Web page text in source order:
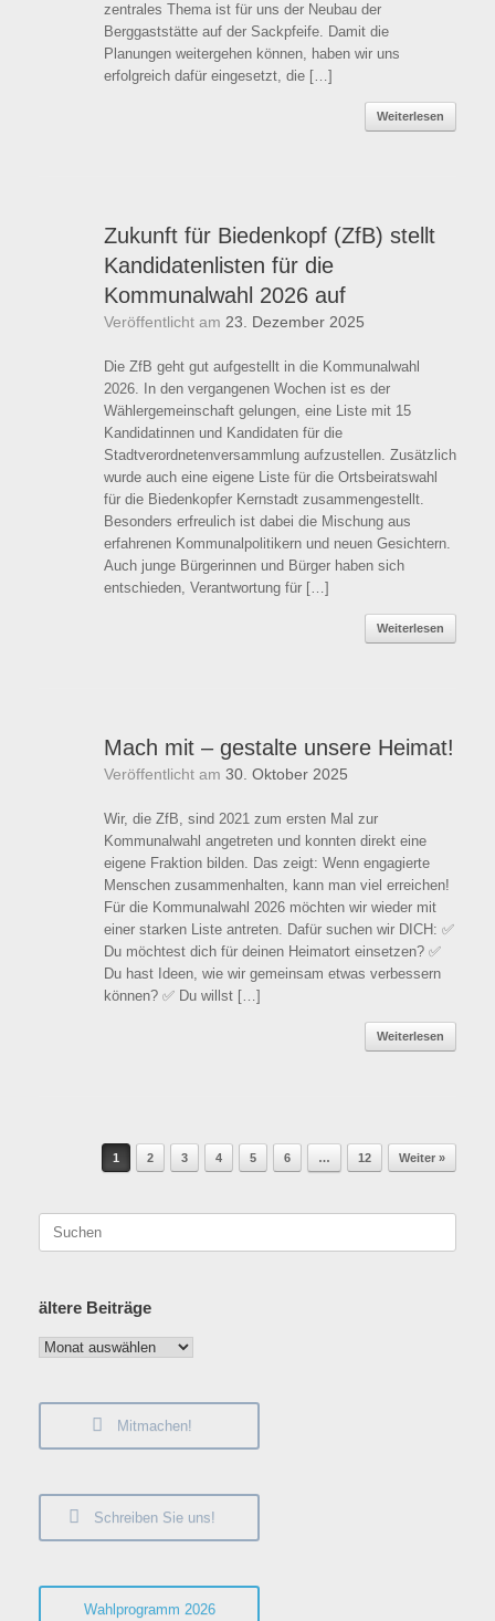
zentrales Thema ist für uns der Neubau der
Berggaststätte auf der Sackpfeife. Damit die
Planungen weitergehen können, haben wir uns
erfolgreich dafür eingesetzt, die […]
Weiterlesen
Zukunft für Biedenkopf (ZfB) stellt
Kandidatenlisten für die
Kommunalwahl 2026 auf
Veröffentlicht am 23. Dezember 2025
Die ZfB geht gut aufgestellt in die Kommunalwahl
2026. In den vergangenen Wochen ist es der
Wählergemeinschaft gelungen, eine Liste mit 15
Kandidatinnen und Kandidaten für die
Stadtverordnetenversammlung aufzustellen. Zusätzlich
wurde auch eine eigene Liste für die Ortsbeiratswahl
für die Biedenkopfer Kernstadt zusammengestellt.
Besonders erfreulich ist dabei die Mischung aus
erfahrenen Kommunalpolitikern und neuen Gesichtern.
Auch junge Bürgerinnen und Bürger haben sich
entschieden, Verantwortung für […]
Weiterlesen
Mach mit – gestalte unsere Heimat!
Veröffentlicht am 30. Oktober 2025
Wir, die ZfB, sind 2021 zum ersten Mal zur
Kommunalwahl angetreten und konnten direkt eine
eigene Fraktion bilden. Das zeigt: Wenn engagierte
Menschen zusammenhalten, kann man viel erreichen!
Für die Kommunalwahl 2026 möchten wir wieder mit
einer starken Liste antreten. Dafür suchen wir DICH: ✅
Du möchtest dich für deinen Heimatort einsetzen? ✅
Du hast Ideen, wie wir gemeinsam etwas verbessern
können? ✅ Du willst […]
Weiterlesen
Beitragsnavigation
1 2 3 4 5 6 … 12 Weiter »
Suchen
ältere Beiträge
ältere
Mitmachen!
Schreiben Sie uns!
Wahlprogramm 2026